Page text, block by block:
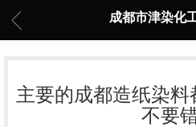
成都市津染化
主要的成都造纸染
不要